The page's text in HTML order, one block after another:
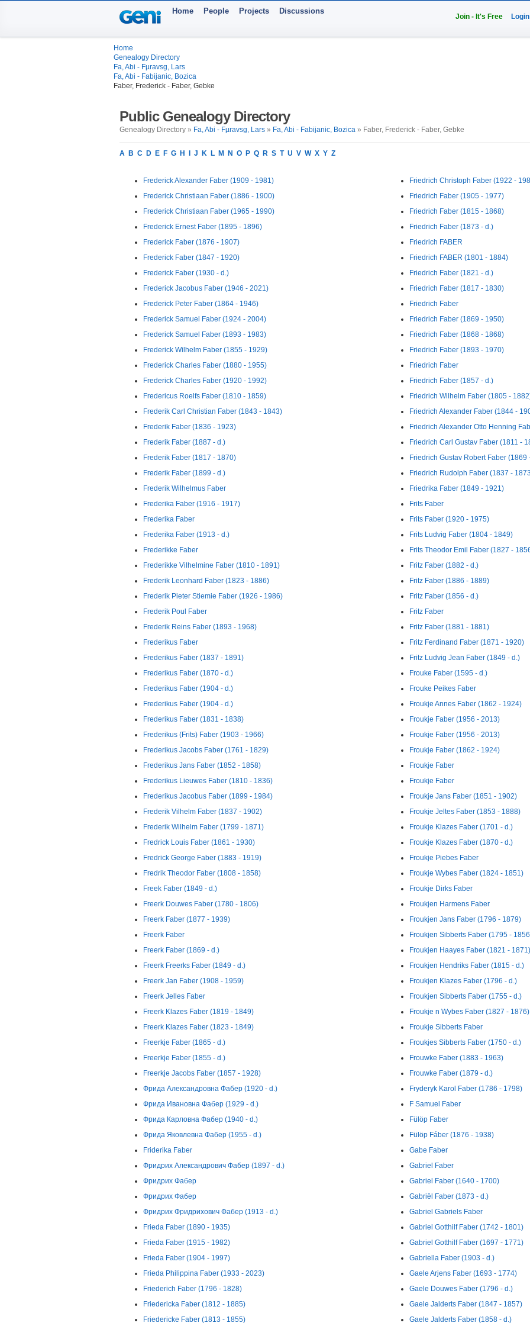
Join - It's Free Login
Home People Projects Discussions
Home
Genealogy Directory
Fa, Abi - Fµravsg, Lars
Fa, Abi - Fabijanic, Bozica
Faber, Frederick - Faber, Gebke
Public Genealogy Directory
Genealogy Directory » Fa, Abi - Fµravsg, Lars » Fa, Abi - Fabijanic, Bozica » Faber, Frederick - Faber, Gebke
A B C D E F G H J K L M N O P Q R S T U V W X Y Z
Frederick Alexander Faber (1909 - 1981)
Frederick Christiaan Faber (1886 - 1900)
Frederick Christiaan Faber (1965 - 1990)
Frederick Ernest Faber (1895 - 1896)
Frederick Faber (1876 - 1907)
Frederick Faber (1847 - 1920)
Frederick Faber (1930 - d.)
Frederick Jacobus Faber (1946 - 2021)
Frederick Peter Faber (1864 - 1946)
Frederick Samuel Faber (1924 - 2004)
Frederick Samuel Faber (1893 - 1983)
Frederick Wilhelm Faber (1855 - 1929)
Frederick Charles Faber (1880 - 1955)
Frederick Charles Faber (1920 - 1992)
Fredericus Roelfs Faber (1810 - 1859)
Frederik Carl Christian Faber (1843 - 1843)
Frederik Faber (1836 - 1923)
Frederik Faber (1887 - d.)
Frederik Faber (1817 - 1870)
Frederik Faber (1899 - d.)
Frederik Wilhelmus Faber
Frederika Faber (1916 - 1917)
Frederika Faber
Frederika Faber (1913 - d.)
Frederikke Faber
Frederikke Vilhelmine Faber (1810 - 1891)
Frederik Leonhard Faber (1823 - 1886)
Frederik Pieter Stiemie Faber (1926 - 1986)
Frederik Poul Faber
Frederik Reins Faber (1893 - 1968)
Frederikus Faber
Frederikus Faber (1837 - 1891)
Frederikus Faber (1870 - d.)
Frederikus Faber (1904 - d.)
Frederikus Faber (1904 - d.)
Frederikus Faber (1831 - 1838)
Frederikus (Frits) Faber (1903 - 1966)
Frederikus Jacobs Faber (1761 - 1829)
Frederikus Jans Faber (1852 - 1858)
Frederikus Lieuwes Faber (1810 - 1836)
Frederikus Jacobus Faber (1899 - 1984)
Frederik Vilhelm Faber (1837 - 1902)
Frederik Wilhelm Faber (1799 - 1871)
Fredrick Louis Faber (1861 - 1930)
Fredrick George Faber (1883 - 1919)
Fredrik Theodor Faber (1808 - 1858)
Freek Faber (1849 - d.)
Freerk Douwes Faber (1780 - 1806)
Freerk Faber (1877 - 1939)
Freerk Faber
Freerk Faber (1869 - d.)
Freerk Freerks Faber (1849 - d.)
Freerk Jan Faber (1908 - 1959)
Freerk Jelles Faber
Freerk Klazes Faber (1819 - 1849)
Freerk Klazes Faber (1823 - 1849)
Freerkje Faber (1865 - d.)
Freerkje Faber (1855 - d.)
Freerkje Jacobs Faber (1857 - 1928)
Фрида Александровна Фабер (1920 - d.)
Фрида Ивановна Фабер (1929 - d.)
Фрида Карловна Фабер (1940 - d.)
Фрида Яковлевна Фабер (1955 - d.)
Friderika Faber
Фридрих Александрович Фабер (1897 - d.)
Фридрих Фабер
Фридрих Фабер
Фридрих Фридрихович Фабер (1913 - d.)
Frieda Faber (1890 - 1935)
Frieda Faber (1915 - 1982)
Frieda Faber (1904 - 1997)
Frieda Philippina Faber (1933 - 2023)
Friederich Faber (1796 - 1828)
Friedericka Faber (1812 - 1885)
Friedericke Faber (1813 - 1855)
Friedrich Christoph Faber (1922 -
Friedrich Faber (1905 - 1977)
Friedrich Faber (1815 - 1868)
Friedrich Faber (1873 - d.)
Friedrich FABER
Friedrich FABER (1801 - 1884)
Friedrich Faber (1821 - d.)
Friedrich Faber (1817 - 1830)
Friedrich Faber
Friedrich Faber (1869 - 1950)
Friedrich Faber (1868 - 1868)
Friedrich Faber (1893 - 1970)
Friedrich Faber
Friedrich Faber (1857 - d.)
Friedrich Wilhelm Faber (1805 -
Friedrich Alexander Faber (1844 -
Friedrich Alexander Otto Henning
Friedrich Carl Gustav Faber (1811 -
Friedrich Gustav Robert Faber (1869
Friedrich Rudolph Faber (1837 -
Friedrika Faber (1849 - 1921)
Frits Faber
Frits Faber (1920 - 1975)
Frits Ludvig Faber (1804 - 1849)
Frits Theodor Emil Faber (1827 -
Fritz Faber (1882 - d.)
Fritz Faber (1886 - 1889)
Fritz Faber (1856 - d.)
Fritz Faber
Fritz Faber (1881 - 1881)
Fritz Ferdinand Faber (1871 - 1920)
Fritz Ludvig Jean Faber (1849 - d.)
Frouke Faber (1595 - d.)
Frouke Peikes Faber
Froukje Annes Faber (1862 - 1924)
Froukje Faber (1956 - 2013)
Froukje Faber (1956 - 2013)
Froukje Faber (1862 - 1924)
Froukje Faber
Froukje Faber
Froukje Jans Faber (1851 - 1902)
Froukje Jeltes Faber (1853 - 1888)
Froukje Klazes Faber (1701 - d.)
Froukje Klazes Faber (1870 - d.)
Froukje Piebes Faber
Froukje Wybes Faber (1824 - 1851)
Froukje Dirks Faber
Froukjen Harmens Faber
Froukjen Jans Faber (1796 - 1879)
Froukjen Sibberts Faber (1795 -
Froukjen Haayes Faber (1821 - 1871)
Froukjen Hendriks Faber (1815 - d.)
Froukjen Klazes Faber (1796 - d.)
Froukjen Sibberts Faber (1755 - d.)
Froukje n Wybes Faber (1827 - 1876)
Froukje Sibberts Faber
Froukjes Sibberts Faber (1750 - d.)
Frouwke Faber (1883 - 1963)
Frouwke Faber (1879 - d.)
Fryderyk Karol Faber (1786 - 1798)
F Samuel Faber
Fülöp Faber
Fülöp Fáber (1876 - 1938)
Gabe Faber
Gabriel Faber
Gabriel Faber (1640 - 1700)
Gabriël Faber (1873 - d.)
Gabriel Gabriels Faber
Gabriel Gotthilf Faber (1742 - 1801)
Gabriel Gotthilf Faber (1697 - 1771)
Gabriella Faber (1903 - d.)
Gaele Arjens Faber (1693 - 1774)
Gaele Douwes Faber (1796 - d.)
Gaele Jalderts Faber (1847 - 1857)
Gaele Jalderts Faber (1858 - d.)